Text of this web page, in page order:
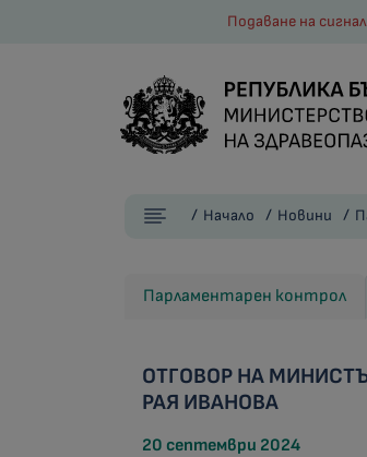
Подаване на
Начало Новини
Парламентарен контрол
ОТГОВОР НА
РАЯ ИВАНОВА
20 септември 2024